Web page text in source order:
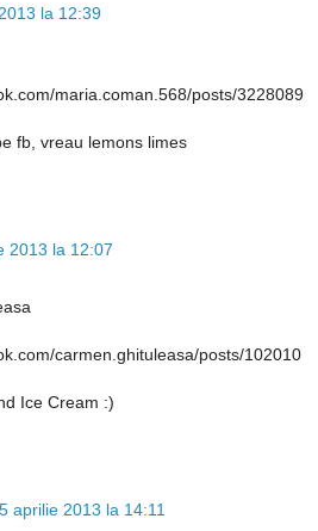
la 12:39
maria.coman.568/posts/3228089
fb, vreau lemons limes
2013 la 12:07
carmen.ghituleasa/posts/102010
Ice Cream :)
aprilie 2013 la 14:11